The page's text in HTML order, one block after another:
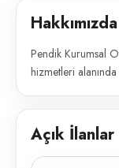
Hakkımızda
Pendik Kurumsal
hizmetleri
Açık İlanlar